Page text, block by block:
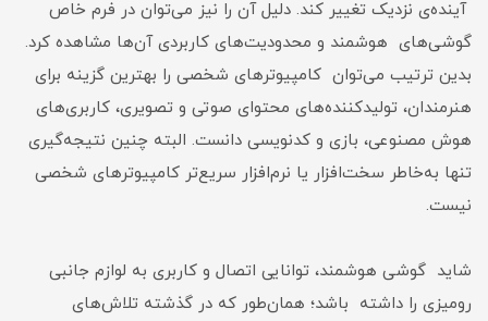
آینده‌ی نزدیک تغییر کند. دلیل آن را نیز می‌‌توان در فرم خاص
گوشی‌های هوشمند و محدودیت‌های کاربردی آن‌ها مشاهده کرد.
بدین ترتیب می‌توان کامپیوترهای شخصی را بهترین گزینه برای
هنرمندان، تولیدکننده‌های محتوای صوتی و تصویری، کاربری‌های
هوش مصنوعی، بازی و کدنویسی دانست. البته چنین نتیجه‌گیری
تنها به‌خاطر سخت‌افزار یا نرم‌افزار سریع‌تر کامپیوترهای شخصی
نیست.
شاید گوشی هوشمند، توانایی اتصال و کاربری به لوازم جانبی
رومیزی را داشته باشد؛ همان‌طور که در گذشته تلاش‌های